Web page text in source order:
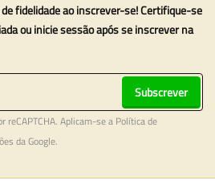
fidelidade ao inscrever-se! Certifique-se
ou inicie sessão após se inscrever na
Subscrever
reCAPTCHA. Aplicam-se a Política de
da Google.